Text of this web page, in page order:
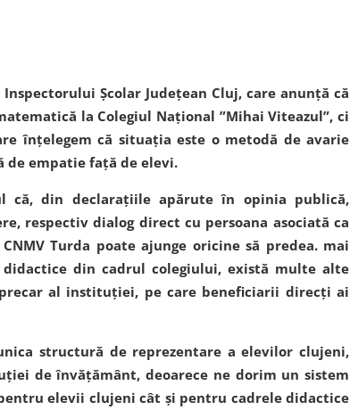
Școlar Județean Cluj, care anunță că
la Colegiul Național ”Mihai Viteazul”, ci
înțelegem că situația este o metodă de avarie
de empatie față de elevi.
că, din declarațiile apărute în opinia publică,
respectiv dialog direct cu persoana asociată ca
Turda poate ajunge oricine să predea. mai
din cadrul colegiului, există multe alte
al instituției, pe care beneficiarii direcți ai
structură de reprezentare a elevilor clujeni,
de învățământ, deoarece ne dorim un sistem
elevii clujeni cât și pentru cadrele didactice